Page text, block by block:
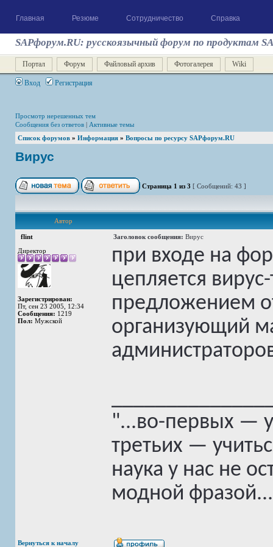
Главная Резюме Сотрудничество Справка
SAPфорум.RU: русскоязычный форум по продуктам
Портал Форум Файловый архив Фотогалерея Wiki
Вход Регистрация
Просмотр нерешенных тем
Сообщения без ответов | Активные темы
Список форумов » Информация » Вопросы по ресурсу SAPфорум.RU
Вирус
Страница 1 из 3 [ Сообщений: 43 ]
Автор
flint Заголовок сообщения: Вирус
Директор
Зарегистрирован:
Пт, сен 23 2005, 12:34
Сообщения: 1219
Пол: Мужской
при входе на
цепляется
предложением
организующий
"...во-первых —
третьих —
наука у нас не
модной
Вернуться к началу